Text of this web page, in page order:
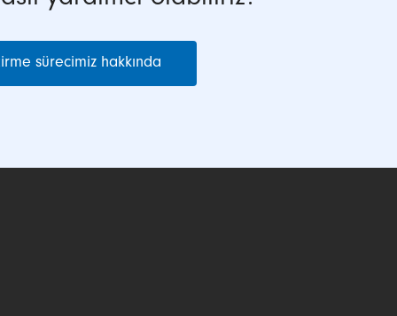
sürecimiz hakkında